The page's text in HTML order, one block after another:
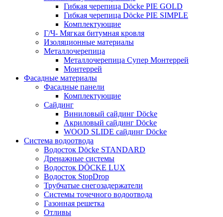
Гибкая черепица Döcke PIE GOLD
Гибкая черепица Döcke PIE SIMPLE
Комплектующие
Г/Ч- Мягкая битумная кровля
Изоляционные материалы
Металлочерепица
Металлочерепица Супер Монтеррей
Монтеррей
Фасадные материалы
Фасадные панели
Комплектующие
Сайдинг
Виниловый сайдинг Döcke
Акриловый сайдинг Döcke
WOOD SLIDE сайдинг Döcke
Система водоотвода
Водосток Döcke STANDARD
Дренажные системы
Водосток DÖCKE LUX
Водосток StopDrop
Трубчатые снегозадержатели
Системы точечного водоотвода
Газонная решетка
Отливы